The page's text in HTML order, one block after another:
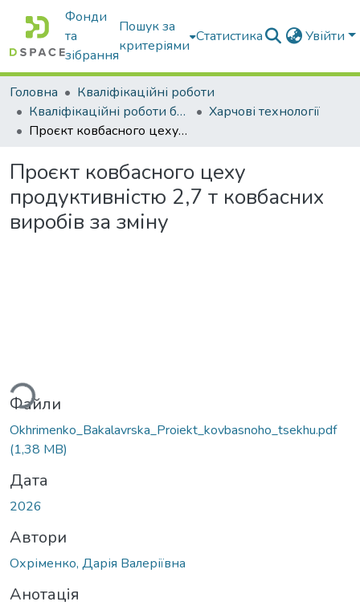
Фонди
та
зібрання
Пошук за
критеріями
Статистика Увійти
Головна
Кваліфікаційні роботи
Кваліфікаційні роботи бакалаврів
Харчові технології
Проєкт ковбасного цеху продуктивністю 2,7 т ковбасних виробів за зміну
Проєкт ковбасного цеху
продуктивністю 2,7 т ковбасних
виробів за зміну
Файли
Okhrimenko_Bakalavrska_Proiekt_kovbasnoho_tsekhu.pdf
(1,38 MB)
Дата
2026
Автори
Охріменко, Дарія Валеріївна
Анотація